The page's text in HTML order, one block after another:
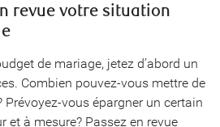
revue votre situation
de mariage, jetez d’abord un
Combien pouvez-vous mettre de
vous épargner un certain
et à mesure? Passez en revue